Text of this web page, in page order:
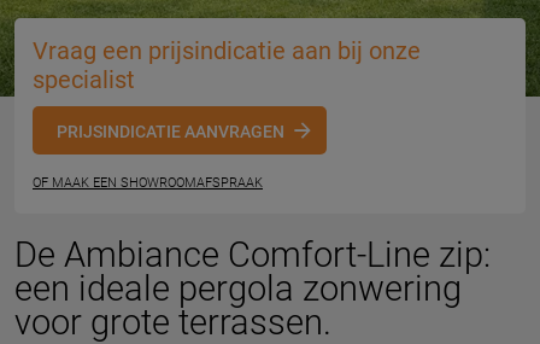
Vraag een prijsindicatie aan bij onze
specialist
PRIJSINDICATIE AANVRAGEN
OF MAAK EEN SHOWROOMAFSPRAAK
De Ambiance Comfort-Line zip:
een ideale pergola zonwering
voor grote terrassen.